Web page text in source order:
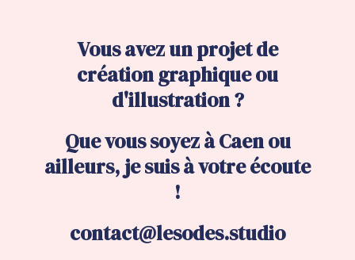
Vous avez un projet de
création graphique ou
d'illustration ?
Que vous soyez à Caen ou
ailleurs, je suis à votre écoute
!
contact@lesodes.studio